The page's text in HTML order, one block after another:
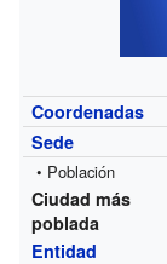
Coordenadas
Sede
• Población
Ciudad más
poblada
Entidad